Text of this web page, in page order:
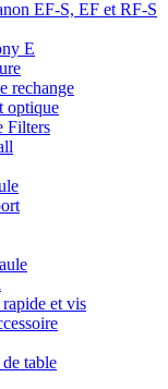
EF-S, EF et RF-S
E
rechange
optique
Filters
et vis
table